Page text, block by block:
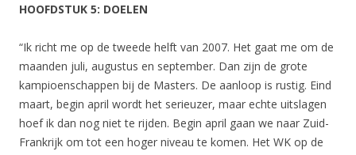
HOOFDSTUK 5: DOELEN
“Ik richt me op de tweede helft van 2007. Het gaat me om de
maanden juli, augustus en september. Dan zijn de grote
kampioenschappen bij de Masters. De aanloop is rustig. Eind
maart, begin april wordt het serieuzer, maar echte uitslagen
hoef ik dan nog niet te rijden. Begin april gaan we naar Zuid-
Frankrijk om tot een hoger niveau te komen. Het WK op de